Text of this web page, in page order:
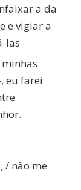
a da
e vigiar a
las
eu farei
/ não me